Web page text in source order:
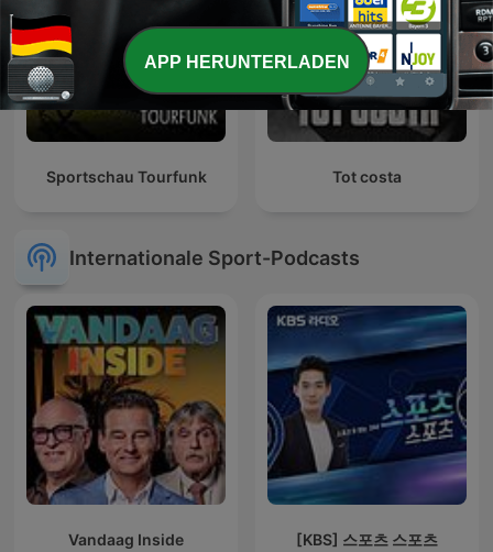
Sportschau Tourfunk Tot costa
Internationale Sport-Podcasts
Vandaag Inside [KBS] 스포츠 스포츠
APP HERUNTERLADEN